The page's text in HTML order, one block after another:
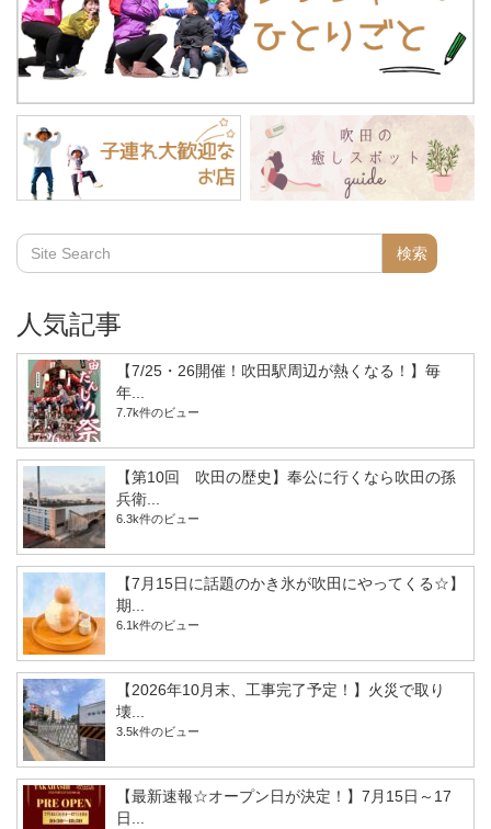
人気記事
【7/25・26開催！吹田駅周辺が熱くなる！】毎
年...
7.7k件のビュー
【第10回 吹田の歴史】奉公に行くなら吹田の孫
兵衛...
6.3k件のビュー
【7月15日に話題のかき氷が吹田にやってくる☆】
期...
6.1k件のビュー
【2026年10月末、工事完了予定！】火災で取り
壊...
3.5k件のビュー
【最新速報☆オープン日が決定！】7月15日～17
日...